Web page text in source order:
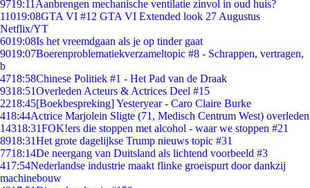
9719:11 Aanbrengen mechanische ventilatie zinvol in oud huis?
11019:08GTA VI #12 GTA VI Extended look 27 Augustus
Netflix/YT
6019:08Is het vreemdgaan als je op tinder gaat
9019:07Boerenproblematiekverzameltopic #8 - Schrappen, vertragen,
b
4718:58Chinese Politiek #1 - Het Pad van de Draak
9318:51Overleden Acteurs & Actrices Deel #15
2218:45[Boekbespreking] Yesteryear - Caro Claire Burke
418:44Actrice Marjolein Sligte (71, Medisch Centrum West) overleden
14318:31FOK!ers die stoppen met alcohol - waar we stoppen #21
8918:31Het grote dagelijkse Trump nieuws topic #31
7718:14De neergang van Duitsland als lichtend voorbeeld #3
417:54Nederlandse industrie maakt flinke groeispurt door dankzij
machinebouw